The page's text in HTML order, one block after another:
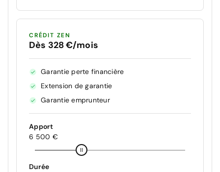
CRÉDIT ZEN
Dès 328 €/mois
Garantie perte financière
Extension de garantie
Garantie emprunteur
Apport
6 500 €
Durée